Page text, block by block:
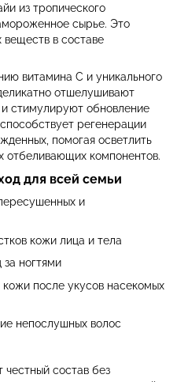
из тропического
сырье. Это
в составе
витамина С и уникального
отшелушивают
стимулируют обновление
регенерации
помогая осветлить
отбеливающих компонентов.
для всей семьи
и
кожи лица и тела
ногтями
после укусов насекомых
непослушных волос
состав без